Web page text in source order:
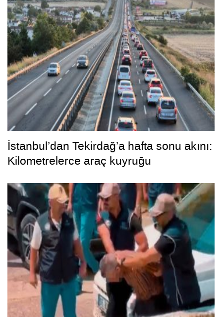
İstanbul’dan Tekirdağ’a hafta sonu akını:
Kilometrelerce araç kuyruğu